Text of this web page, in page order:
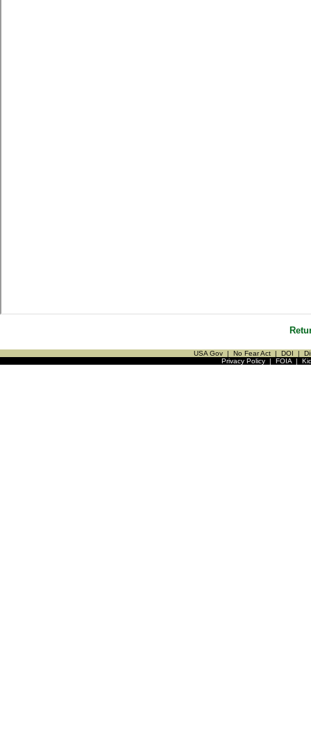
USA Gov | No Fear Act | DOI |
Privacy Policy| FOIA|